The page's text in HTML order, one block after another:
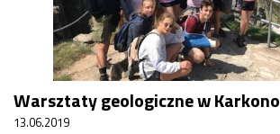
Warsztaty geologiczne w
13.06.2019